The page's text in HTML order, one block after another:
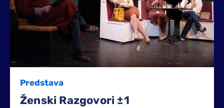
Predstava
Ženski Razgovori ±1